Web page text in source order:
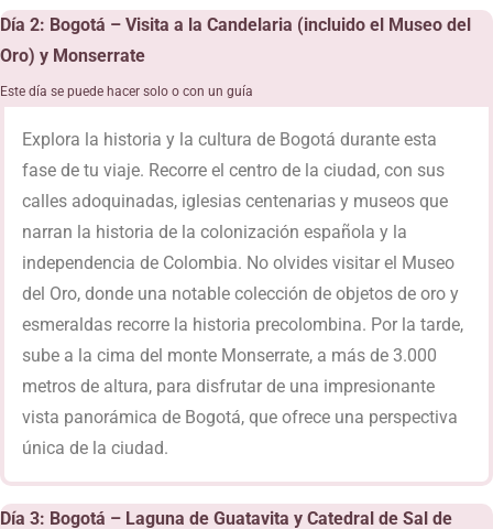
Día 2: Bogotá – Visita a la Candelaria (incluido el Museo del
Oro) y Monserrate
Este día se puede hacer solo o con un guía
Explora la historia y la cultura de Bogotá durante esta
fase de tu viaje. Recorre el centro de la ciudad, con sus
calles adoquinadas, iglesias centenarias y museos que
narran la historia de la colonización española y la
independencia de Colombia. No olvides visitar el Museo
del Oro, donde una notable colección de objetos de oro y
esmeraldas recorre la historia precolombina. Por la tarde,
sube a la cima del monte Monserrate, a más de 3.000
metros de altura, para disfrutar de una impresionante
vista panorámica de Bogotá, que ofrece una perspectiva
única de la ciudad.
Día 3: Bogotá – Laguna de Guatavita y Catedral de Sal de